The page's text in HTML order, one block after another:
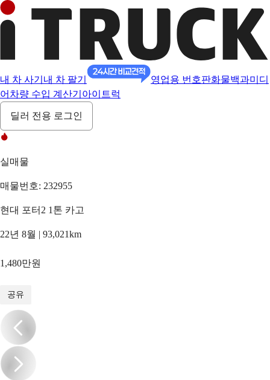
내 차 사기 내 차 팔기 영업용 번호판화물백과미디
어 차량 수입 계산기 아이트럭
딜러 전용 로그인
실매물
매물번호: 232955
현대 포터2 1톤 카고
22년 8월 | 93,021km
1,480만원
공유
/20